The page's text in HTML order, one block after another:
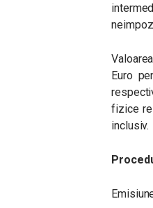
Euro
fizice
inclusiv.